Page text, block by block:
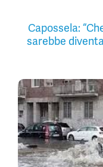
Capossela:
sarebbe